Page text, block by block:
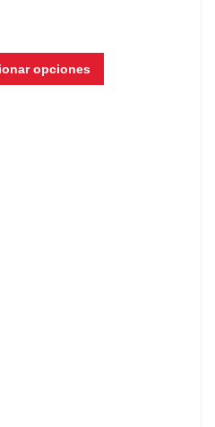
opciones